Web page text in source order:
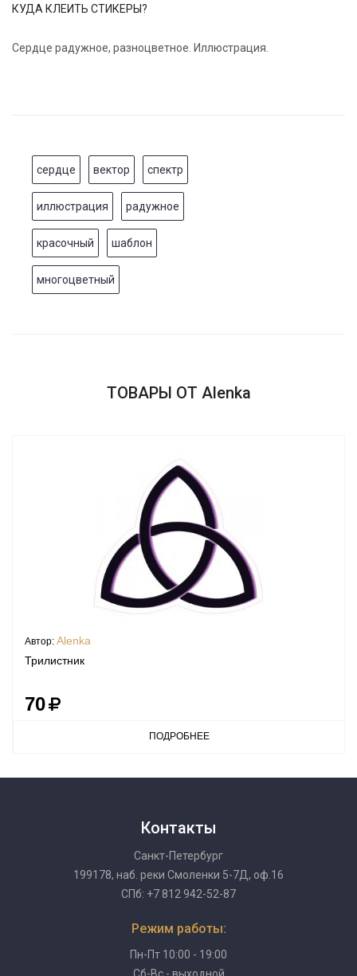
КУДА КЛЕИТЬ СТИКЕРЫ?
Сердце радужное, разноцветное. Иллюстрация.
сердце вектор спектр
иллюстрация радужное
красочный шаблон
многоцветный
ТОВАРЫ ОТ Alenka
Автор: Alenka
Трилистник
70
ПОДРОБНЕЕ
Контакты
Санкт-Петербург
199178, наб. реки Смоленки 5-7Д, оф.16
СПб: +7 812 942-52-87
Режим работы:
Пн-Пт 10:00 - 19:00